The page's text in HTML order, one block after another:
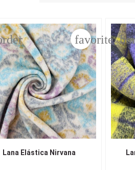
Lana Elástica Nirvana